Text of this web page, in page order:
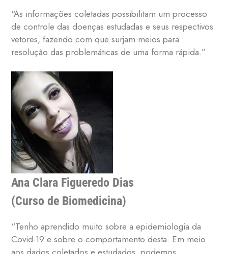
“As informações coletadas possibilitam um processo
de controle das doenças estudadas e seus respectivos
vetores, fazendo com que surjam meios para
resolução das problemáticas de uma forma rápida.”
Ana Clara Figueredo Dias
(Curso de Biomedicina)
“Tenho aprendido muito sobre a epidemiologia da
Covid-19 e sobre o comportamento desta. Em meio